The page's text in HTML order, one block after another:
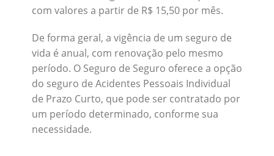
com valores a partir de R$ 15,50 por mês.
De forma geral, a vigência de um seguro de
vida é anual, com renovação pelo mesmo
período. O Seguro de Seguro oferece a opção
do seguro de Acidentes Pessoais Individual
de Prazo Curto, que pode ser contratado por
um período determinado, conforme sua
necessidade.